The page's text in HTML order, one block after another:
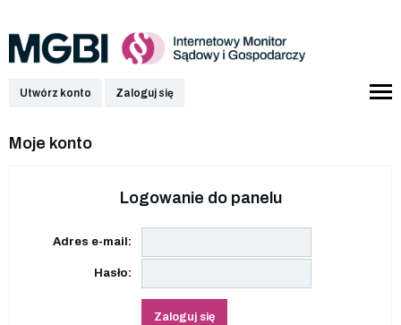
Utwórz konto Zaloguj się
Moje konto
Logowanie do panelu
Adres e-mail:
Hasło:
Zaloguj się